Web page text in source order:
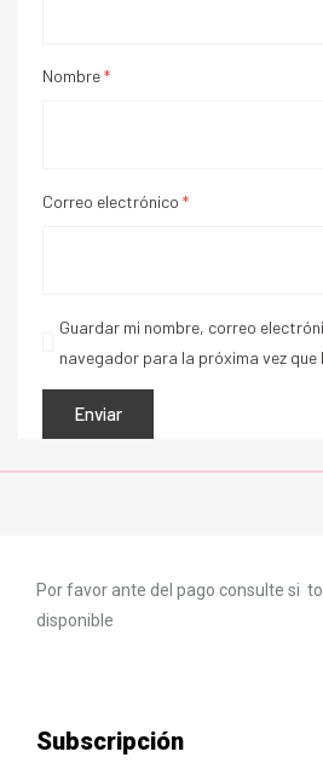
Nombre*
Correo electrónico *
Guardar mi nombre, correo
navegador para la próxima vez que
Por favor ante del pago consulte si
disponible
Subscripción